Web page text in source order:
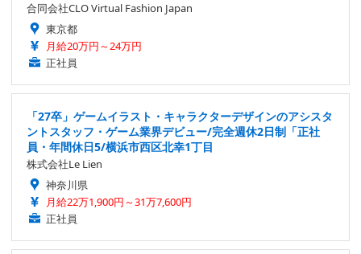
合同会社CLO Virtual Fashion Japan
東京都
月給20万円～24万円
正社員
「27卒」ゲームイラスト・キャラクターデザインのアシスタ
ントスタッフ・ゲーム業界デビュー/完全週休2日制「正社
員・年間休日5/横浜市西区北幸1丁目
株式会社Le Lien
神奈川県
月給22万1,900円～31万7,600円
正社員